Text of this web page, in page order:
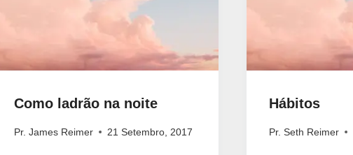
Como ladrão na noite
Pr. James Reimer 21 Setembro, 2017
Hábitos
Pr. Seth Reimer